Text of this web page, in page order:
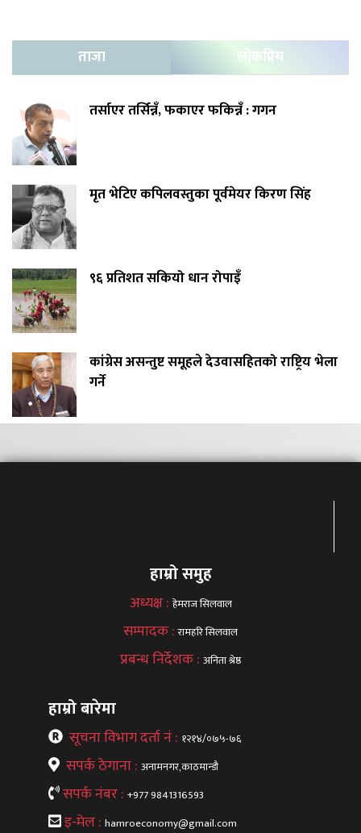
ताजा लोकप्रिय
तर्साएर तर्सिन्नँ, फकाएर फकिन्नँ : गगन
मृत भेटिए कपिलवस्तुका पूर्वमेयर किरण सिंह
९६ प्रतिशत सकियो धान रोपाइँ
कांग्रेस असन्तुष्ट समूहले देउवासहितको राष्ट्रिय भेला
गर्ने
हाम्रो समुह
अध्यक्ष : हेमराज सिलवाल
सम्पादक :रामहरि सिलवाल
प्रबन्ध निर्देशक : अनिता श्रेष्ठ
हाम्रो बारेमा
सूचना विभाग दर्ता नं : १२१४/०७५-७६
सपर्क ठेगाना : अनामनगर,काठमान्डौ
सपर्क नंबर : +977 9841316593
इ-मेल : hamroeconomy@gmail.com